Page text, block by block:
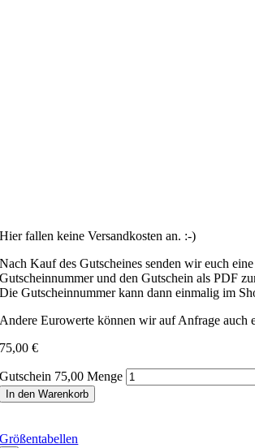
Hier fallen keine Versandkosten an. :-)
Nach Kauf des Gutscheines senden wir euch
Gutscheinnummer und den Gutschein als PDF
Die Gutscheinnummer kann dann einmalig im
Andere Eurowerte können wir auf Anfrage auch
75,00€
Gutschein 75,00 Menge
In den Warenkorb
Größentabellen